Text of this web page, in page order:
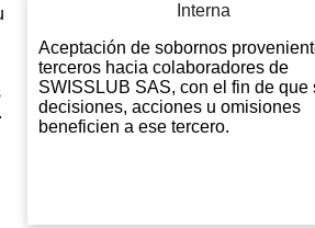
Interna
Aceptación de sobornos
terceros hacia colaboradores de
SWISSLUB SAS, con el fin de que
decisiones, acciones u omisiones
beneficien a ese tercero.